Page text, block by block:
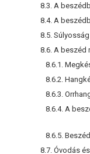
8.3. A
8.5.
8.6. A beszéd
8.6.1.
8.6.2.
8.6.3.
8.6.5.